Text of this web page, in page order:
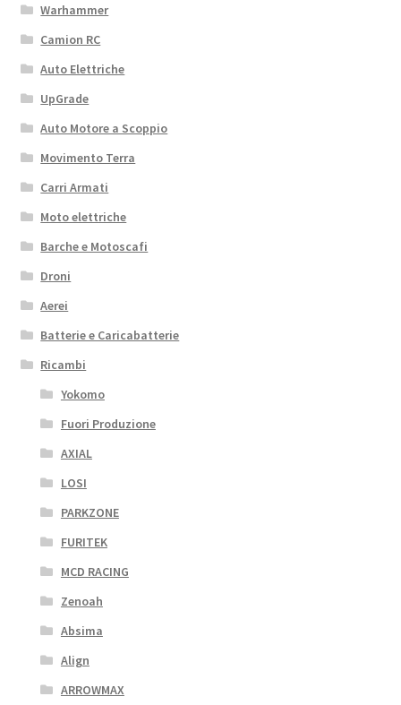
Warhammer
Camion RC
Auto Elettriche
UpGrade
Auto Motore a Scoppio
Movimento Terra
Carri Armati
Moto elettriche
Barche e Motoscafi
Droni
Aerei
Batterie e Caricabatterie
Ricambi
Yokomo
Fuori Produzione
AXIAL
LOSI
PARKZONE
FURITEK
MCD RACING
Zenoah
Absima
Align
ARROWMAX